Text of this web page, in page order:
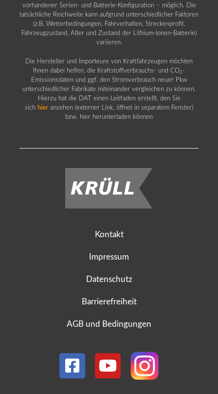
vorhandener Serien- und Batterie-Konfiguration – möglich. Die
tatsächliche Reichweite kann aufgrund unterschiedlicher Faktoren
(z.B. Wetterbedingungen, Fahrverhalten, Streckenprofil,
Fahrzeugzustand, Alter und Zustand der Lithium-Ionen-Batterie)
variieren.
Die Hersteller und Importeure von Kraftfahrzeugen möchten
Ihnen dabei helfen, die Kraftstoffverbrauchs- und CO2 -
Emissionsdaten und ggf. den Stromverbrauch neuer Pkw
unterschiedlicher Fabrikate miteinander vergleichen zu können.
Hierzu hat die DAT einen Leitfaden erstellt, den Sie
sich hier ansehen (externer Link, öffnet in separatem Fenster)
bzw. hier herunterladen können
Kontakt
Impressum
Datenschutz
Barrierefreiheit
AGB und Bedingungen